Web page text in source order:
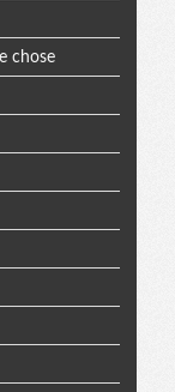
chose